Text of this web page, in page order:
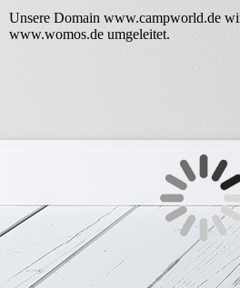
Unsere Domain www.campworld.de
www.womos.de umgeleitet.